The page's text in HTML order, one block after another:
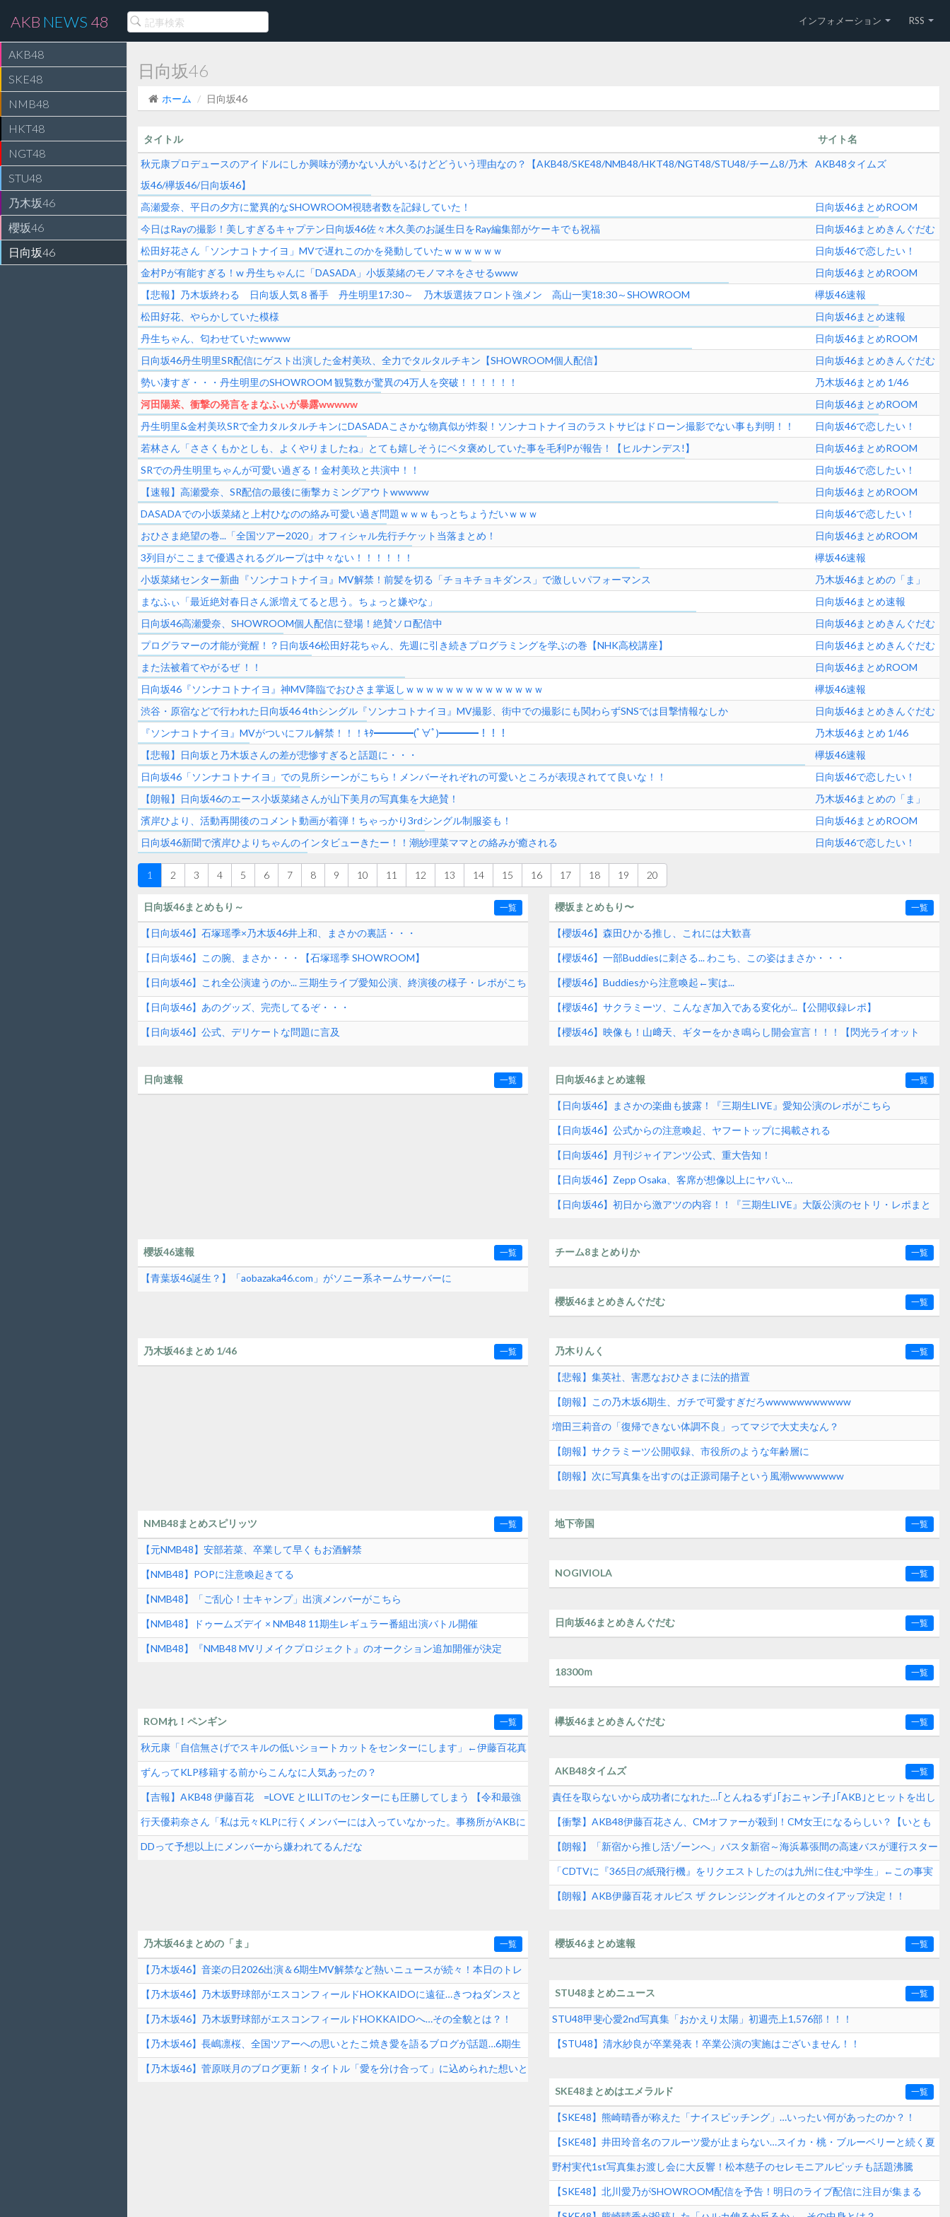
AKB NEWS 48 インフォメーション RSS
AKB48
SKE48
NMB48
HKT48
NGT48
STU48
乃木坂46
櫻坂46
日向坂46
日向坂46
ホーム 日向坂46
タイトル サイト名
秋元康プロデュースのアイドルにしか興味が湧かない人がいるけどどういう理由なの？【AKB48/SKE48/NMB48/HKT48/NGT48/STU48/チーム8/乃木
坂46/欅坂46/日向坂46】
AKB48タイムズ
高瀬愛奈、平日の夕方に驚異的なSHOWROOM視聴者数を記録していた！
日向坂46まとめROOM
今日はRayの撮影！美しすぎるキャプテン日向坂46佐々木久美のお誕生日をRay編集部がケーキでも祝福
日向坂46まとめきんぐだむ
松田好花さん「ソンナコトナイヨ」MVで遅れこのかを発動していたｗｗｗｗｗｗ
日向坂46で恋したい！
金村Pが有能すぎる！w 丹生ちゃんに「DASADA」小坂菜緒のモノマネをさせるwww
日向坂46まとめROOM
【悲報】乃木坂終わる 日向坂人気８番手 丹生明里17:30～ 乃木坂選抜フロント強メン 高山一実18:30～SHOWROOM
欅坂46速報
松田好花、やらかしていた模様
日向坂46まとめ速報
丹生ちゃん、匂わせていたwwww
日向坂46まとめROOM
日向坂46丹生明里SR配信にゲスト出演した金村美玖、全力でタルタルチキン【SHOWROOM個人配信】
日向坂46まとめきんぐだむ
勢い凄すぎ・・・丹生明里のSHOWROOM 観覧数が驚異の4万人を突破！！！！！！
乃木坂46まとめ 1/46
河田陽菜、衝撃の発言をまなふぃが暴露wwwww
日向坂46まとめROOM
丹生明里&金村美玖SRで全力タルタルチキンにDASADAこさかな物真似が炸裂！ソンナコトナイヨのラストサビはドローン撮影でない事も判明！！
日向坂46で恋したい！
若林さん「ささくもかとしも、よくやりましたね」とても嬉しそうにベタ褒めしていた事を毛利Pが報告！【ヒルナンデス!】
日向坂46まとめROOM
SRでの丹生明里ちゃんが可愛い過ぎる！金村美玖と共演中！！
日向坂46で恋したい！
【速報】高瀬愛奈、SR配信の最後に衝撃カミングアウトwwwww
日向坂46まとめROOM
DASADAでの小坂菜緒と上村ひなのの絡み可愛い過ぎ問題ｗｗｗもっとちょうだいｗｗｗ
日向坂46で恋したい！
おひさま絶望の巻...「全国ツアー2020」オフィシャル先行チケット当落まとめ！
日向坂46まとめROOM
3列目がここまで優遇されるグループは中々ない！！！！！！
欅坂46速報
小坂菜緒センター新曲『ソンナコトナイヨ』MV解禁！前髪を切る「チョキチョキダンス」で激しいパフォーマンス
乃木坂46まとめの「ま」
まなふぃ「最近絶対春日さん派増えてると思う。ちょっと嫌やな」
日向坂46まとめ速報
日向坂46高瀬愛奈、SHOWROOM個人配信に登場！絶賛ソロ配信中
日向坂46まとめきんぐだむ
プログラマーの才能が覚醒！？日向坂46松田好花ちゃん、先週に引き続きプログラミングを学ぶの巻【NHK高校講座】
日向坂46まとめきんぐだむ
また法被着てやがるぜ ！！
日向坂46まとめROOM
日向坂46『ソンナコトナイヨ』神MV降臨でおひさま掌返しｗｗｗｗｗｗｗｗｗｗｗｗｗｗ
欅坂46速報
渋谷・原宿などで行われた日向坂46 4thシングル『ソンナコトナイヨ』MV撮影、街中での撮影にも関わらずSNSでは目撃情報なしか
日向坂46まとめきんぐだむ
『ソンナコトナイヨ』MVがついにフル解禁！！！ｷﾀ━━━━(ﾟ∀ﾟ)━━━━！！！
乃木坂46まとめ 1/46
【悲報】日向坂と乃木坂さんの差が悲惨すぎると話題に・・・
欅坂46速報
日向坂46「ソンナコトナイヨ」での見所シーンがこちら！メンバーそれぞれの可愛いところが表現されてて良いな！！
日向坂46で恋したい！
【朗報】日向坂46のエース小坂菜緒さんが山下美月の写真集を大絶賛！
乃木坂46まとめの「ま」
濱岸ひより、活動再開後のコメント動画が着弾！ちゃっかり3rdシングル制服姿も！
日向坂46まとめROOM
日向坂46新聞で濱岸ひよりちゃんのインタビューきたー！！潮紗理菜ママとの絡みが癒される
日向坂46で恋したい！
1 2 3 4 5 6 7 8 9 10 11 12 13 14 15 16 17 18 19 20
日向坂46まとめもり～ 一覧
【日向坂46】石塚瑶季×乃木坂46井上和、まさかの裏話・・・
【日向坂46】この腕、まさか・・・【石塚瑶季 SHOWROOM】
【日向坂46】これ全公演違うのか... 三期生ライブ愛知公演、終演後の様子・レポがこち
ら！
【日向坂46】あのグッズ、完売してるぞ・・・
【日向坂46】公式、デリケートな問題に言及
櫻坂まとめもり〜 一覧
【櫻坂46】森田ひかる推し、これには大歓喜
【櫻坂46】一部Buddiesに刺さる... わこち、この姿はまさか・・・
【櫻坂46】Buddiesから注意喚起←実は...
【櫻坂46】サクラミーツ、こんなぎ加入である変化が...【公開収録レポ】
【櫻坂46】映像も！山﨑天、ギターをかき鳴らし開会宣言！！！【閃光ライオット
日向速報 一覧 日向坂46まとめ速報 一覧
【日向坂46】まさかの楽曲も披露！『三期生LIVE』愛知公演のレポがこちら
【日向坂46】公式からの注意喚起、ヤフートップに掲載される
【日向坂46】月刊ジャイアンツ公式、重大告知！
【日向坂46】Zepp Osaka、客席が想像以上にヤバい…
【日向坂46】初日から激アツの内容！！『三期生LIVE』大阪公演のセトリ・レポまと
櫻坂46速報 一覧
【青葉坂46誕生？】「aobazaka46.com」がソニー系ネームサーバーに
チーム8まとめりか 一覧
櫻坂46まとめきんぐだむ 一覧
乃木坂46まとめ 1/46 一覧 乃木りんく 一覧
【悲報】集英社、害悪なおひさまに法的措置
【朗報】この乃木坂6期生、ガチで可愛すぎだろwwwwwwwwwww
増田三莉音の「復帰できない体調不良」ってマジで大丈夫なん？
【朗報】サクラミーツ公開収録、市役所のような年齢層に
【朗報】次に写真集を出すのは正源司陽子という風潮wwwwwww
NMB48まとめスピリッツ 一覧
【元NMB48】安部若菜、卒業して早くもお酒解禁
【NMB48】POPに注意喚起きてる
【NMB48】「ご乱心！士キャンプ」出演メンバーがこちら
【NMB48】ドゥームズデイ × NMB48 11期生レギュラー番組出演バトル開催
【NMB48】『NMB48 MVリメイクプロジェクト』のオークション追加開催が決定
地下帝国 一覧
NOGIVIOLA 一覧
日向坂46まとめきんぐだむ 一覧
18300ｍ 一覧
ROMれ！ペンギン 一覧
秋元康「自信無さげでスキルの低いショートカットをセンターにします」←伊藤百花真
逆じゃね？
ずんってKLP移籍する前からこんなに人気あったの？
【吉報】AKB48 伊藤百花 =LOVE とILLITのセンターにも圧勝してしまう 【令和最強
女性アイドル】
行天優莉奈さん「私は元々KLPに行くメンバーには入っていなかった。事務所がAKBに
掛け合ってくれて追加してもらった」
DDって予想以上にメンバーから嫌われてるんだな
欅坂46まとめきんぐだむ 一覧
AKB48タイムズ 一覧
責任を取らないから成功者になれた…｢とんねるず｣｢おニャン子｣｢AKB｣とヒットを出し
続けた秋元康の哲学！！！
【衝撃】AKB48伊藤百花さん、CMオファーが殺到！CM女王になるらしい？【いとも
も】
【朗報】「新宿から推し活ゾーンへ」バスタ新宿～海浜幕張間の高速バスが運行スター
ト！！！！！
「CDTVに『365日の紙飛行機』をリクエストしたのは九州に住む中学生」←この事実
って結構デカいよな【AKB48】
【朗報】AKB伊藤百花 オルビス ザ クレンジングオイルとのタイアップ決定！！
乃木坂46まとめの「ま」 一覧
【乃木坂46】音楽の日2026出演＆6期生MV解禁など熱いニュースが続々！本日のトレ
ンド速報
【乃木坂46】乃木坂野球部がエスコンフィールドHOKKAIDOに遠征…きつねダンスと
ファーストピッチの裏側とは？！
【乃木坂46】乃木坂野球部がエスコンフィールドHOKKAIDOへ…その全貌とは？！
【乃木坂46】長嶋凛桜、全国ツアーへの思いとたこ焼き愛を語るブログが話題…6期生
の素顔に迫る！
【乃木坂46】菅原咲月のブログ更新！タイトル「愛を分け合って」に込められた想いと
櫻坂46まとめ速報 一覧
STU48まとめニュース 一覧
STU48甲斐心愛2nd写真集「おかえり太陽」初週売上1,576部！！！
【STU48】清水紗良が卒業発表！卒業公演の実施はございません！！
SKE48まとめはエメラルド 一覧
【SKE48】熊崎晴香が称えた「ナイスピッチング」…いったい何があったのか？！
【SKE48】井田玲音名のフルーツ愛が止まらない…スイカ・桃・ブルーベリーと続く夏
グルメの実態とは？
野村実代1st写真集お渡し会に大反響！松本慈子のセレモニアルピッチも話題沸騰
SKE48界隈トレンド速報
【SKE48】北川愛乃がSHOWROOM配信を予告！明日のライブ配信に注目が集まる